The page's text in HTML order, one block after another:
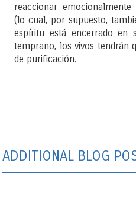
reaccionar
(lo cual, por supuesto,
espíritu está encerrado en
temprano, los vivos tendrán
de purificación.
ADDITIONAL BLOG